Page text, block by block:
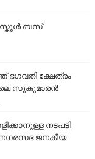
സ്കൂൾ ബസ്
ഭഗവതി ക്ഷേത്രം
സുകുമാരൻ
നടപടി
നഗരസഭ ജനകീയ